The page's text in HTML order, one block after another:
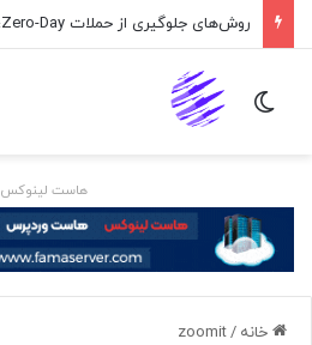
تغییر پوسته
هاست لینوکس
خانه /
zoomit